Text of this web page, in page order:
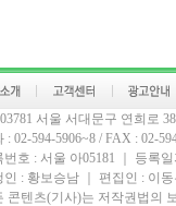
서울 서대문구 연희로
: 02-594-5906~8 / FAX : 02-
번호 : 서울 아05181 ｜ 등록
인 : 황보승남 ｜ 편집인 : 이
콘텐츠(기사)는 저작권법의